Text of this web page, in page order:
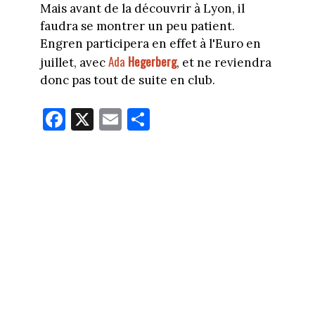
Mais avant de la découvrir à Lyon, il
faudra se montrer un peu patient.
Engren participera en effet à l'Euro en
juillet, avecAda Hegerberg, et ne reviendra
donc pas tout de suite en club.
Fa
ce
X E
m
Pa
rt